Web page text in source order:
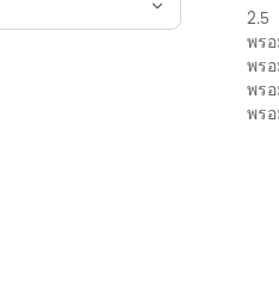
2.5
พร
พรอ
พร
พรอ